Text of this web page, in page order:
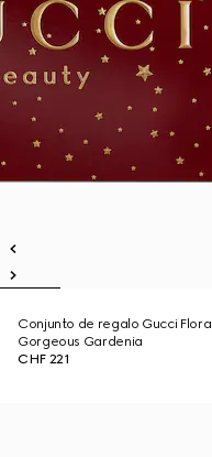
Conjunto de regalo Gucci Flora
Gorgeous Gardenia
CHF 221